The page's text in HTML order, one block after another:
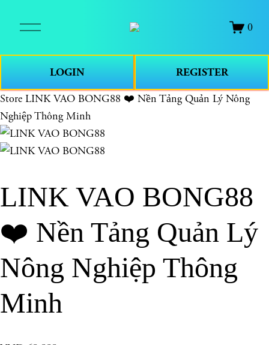
O
e
e
n
u
0
LOGIN REGISTER
Store LINK VAO BONG88 ❤️ Nền Tảng Quản Lý Nông
Nghiệp Thông Minh
LINK VAO BONG88
❤️ Nền Tảng Quản Lý
Nông Nghiệp Thông
Minh